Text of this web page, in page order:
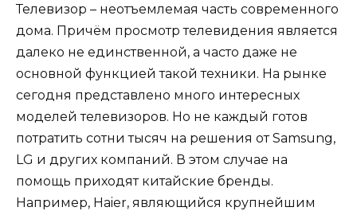
Телевизор – неотъемлемая часть современного
дома. Причём просмотр телевидения является
далеко не единственной, а часто даже не
основной функцией такой техники. На рынке
сегодня представлено много интересных
моделей телевизоров. Но не каждый готов
потратить сотни тысяч на решения от Samsung,
LG и других компаний. В этом случае на
помощь приходят китайские бренды.
Например, Haier, являющийся крупнейшим